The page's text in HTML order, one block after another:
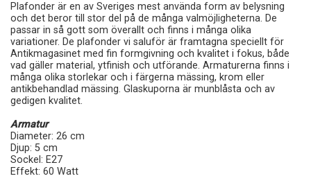
Plafonder är en av Sveriges mest använda form av belysning
och det beror till stor del på de många valmöjligheterna. De
passar in så gott som överallt och finns i många olika
variationer. De plafonder vi saluför är framtagna speciellt för
Antikmagasinet med fin formgivning och kvalitet i fokus, både
vad gäller material, ytfinish och utförande. Armaturerna finns i
många olika storlekar och i färgerna mässing, krom eller
antikbehandlad mässing. Glaskuporna är munblåsta och av
gedigen kvalitet.
Armatur
Diameter: 26 cm
Djup: 5 cm
Sockel: E27
Effekt: 60 Watt